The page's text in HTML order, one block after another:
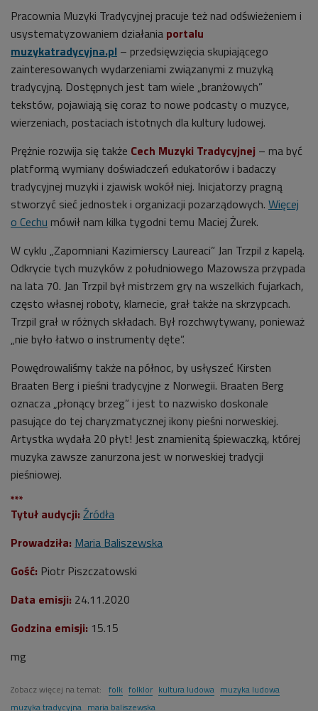
Pracownia Muzyki Tradycyjnej pracuje też nad odświeżeniem i
usystematyzowaniem działania portalu
muzykatradycyjna.pl – przedsięwzięcia skupiającego
zainteresowanych wydarzeniami związanymi z muzyką
tradycyjną. Dostępnych jest tam wiele „branżowych”
tekstów, pojawiają się coraz to nowe podcasty o muzyce,
wierzeniach, postaciach istotnych dla kultury ludowej.
Prężnie rozwija się także Cech Muzyki Tradycyjnej – ma być
platformą wymiany doświadczeń edukatorów i badaczy
tradycyjnej muzyki i zjawisk wokół niej. Inicjatorzy pragną
stworzyć sieć jednostek i organizacji pozarządowych. Więcej
o Cechu mówił nam kilka tygodni temu Maciej Żurek.
W cyklu „Zapomniani Kazimierscy Laureaci” Jan Trzpil z kapelą.
Odkrycie tych muzyków z południowego Mazowsza przypada
na lata 70. Jan Trzpil był mistrzem gry na wszelkich fujarkach,
często własnej roboty, klarnecie, grał także na skrzypcach.
Trzpil grał w różnych składach. Był rozchwytywany, ponieważ
„nie było łatwo o instrumenty dęte”.
Powędrowaliśmy także na północ, by usłyszeć Kirsten
Braaten Berg i pieśni tradycyjne z Norwegii. Braaten Berg
oznacza „płonący brzeg” i jest to nazwisko doskonale
pasujące do tej charyzmatycznej ikony pieśni norweskiej.
Artystka wydała 20 płyt! Jest znamienitą śpiewaczką, której
muzyka zawsze zanurzona jest w norweskiej tradycji
pieśniowej.
***
Tytuł audycji: Źródła
Prowadziła: Maria Baliszewska
Gość: Piotr Piszczatowski
Data emisji: 24.11.2020
Godzina emisji: 15.15
mg
Zobacz więcej na temat: folk folklor kultura ludowa muzyka ludowa
muzyka tradycyjna maria baliszewska